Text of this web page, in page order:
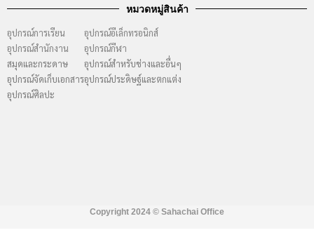
หมวดหมู่สินค้า
อุปกรณ์การเรียน
อุปกรณ์สำนักงาน
สมุดและกระดาษ
อุปกรณ์จัดเก็บเอกสาร
อุปกรณ์ศิลปะ
อุปกรณ์อีเล็กทรอนิกส์
อุปกรณ์กีฬา
อุปกรณ์สำหรับช่างและอื่นๆ
อุปกรณ์ประดิษฐ์และตกแต่ง
Copyright 2024 © Sahachai Office